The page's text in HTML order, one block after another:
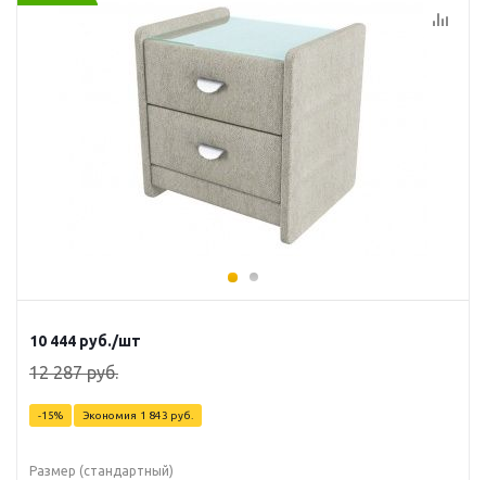
10 444 руб./шт
12 287руб.
-15% Экономия 1 843 руб.
Размер (стандартный)